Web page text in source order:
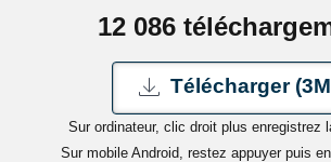
12 086
Télécharger
Sur ordinateur, clic droit plus enregistrez
Sur mobile Android, restez appuyer puis